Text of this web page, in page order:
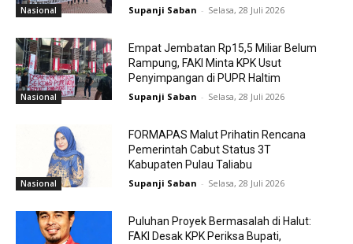
Nasional Supanji Saban - Selasa, 28 Juli 2026
Nasional
Empat Jembatan Rp15,5 Miliar Belum
Rampung, FAKI Minta KPK Usut
Penyimpangan di PUPR Haltim
Supanji Saban - Selasa, 28 Juli 2026
Nasional
FORMAPAS Malut Prihatin Rencana
Pemerintah Cabut Status 3T
Kabupaten Pulau Taliabu
Supanji Saban - Selasa, 28 Juli 2026
Puluhan Proyek Bermasalah di Halut:
FAKI Desak KPK Periksa Bupati,